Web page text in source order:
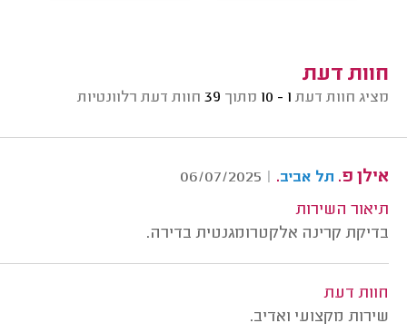
חוות דעת
מציג חוות דעת 1 - 10 מתוך 39 חוות דעת רלוונטיות
אילן פ. תל אביב.
|
06/07/2025
תיאור השירות
בדיקת קרינה אלקטרומגנטית בדירה.
חוות דעת
שירות מקצועי ואדיב.